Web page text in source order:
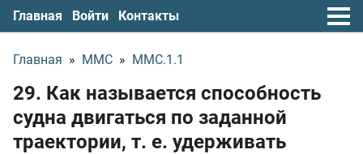
Главная Войти Контакты
Главная » ММС » ММС.1.1
29. Как называется способность
судна двигаться по заданной
траектории, т. е. удерживать